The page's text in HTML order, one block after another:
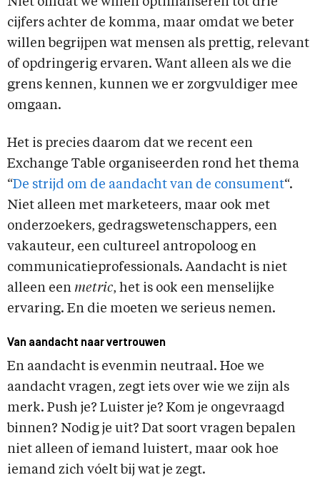
cijfers achter de komma, maar omdat we beter
willen begrijpen wat mensen als prettig, relevant
of opdringerig ervaren. Want alleen als we die
grens kennen, kunnen we er zorgvuldiger mee
omgaan.
Het is precies daarom dat we recent een
Exchange Table organiseerden rond het thema
“De strijd om de aandacht van de consument“.
Niet alleen met marketeers, maar ook met
onderzoekers, gedragswetenschappers, een
vakauteur, een cultureel antropoloog en
communicatieprofessionals. Aandacht is niet
alleen een metric, het is ook een menselijke
ervaring. En die moeten we serieus nemen.
Van aandacht naar vertrouwen
En aandacht is evenmin neutraal. Hoe we
aandacht vragen, zegt iets over wie we zijn als
merk. Push je? Luister je? Kom je ongevraagd
binnen? Nodig je uit? Dat soort vragen bepalen
niet alleen of iemand luistert, maar ook hoe
iemand zich vóelt bij wat je zegt.